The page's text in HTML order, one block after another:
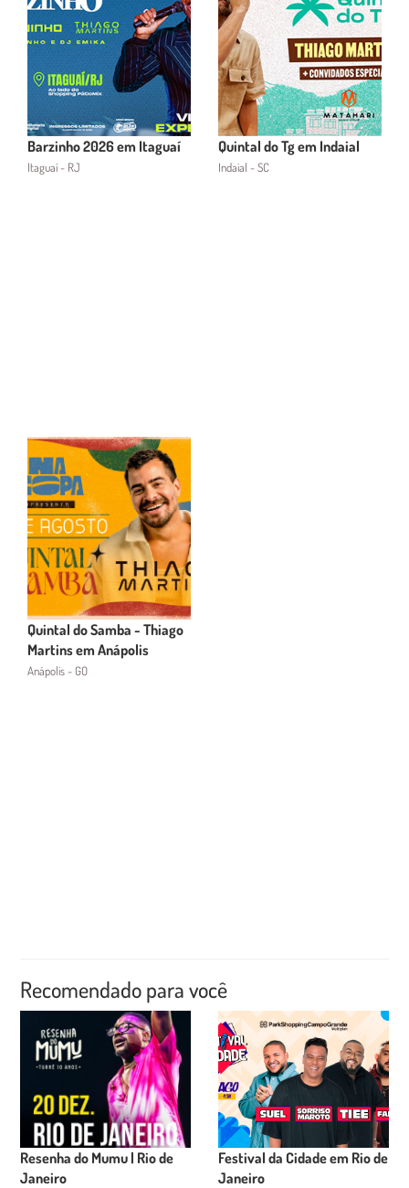
Barzinho 2026 em Itaguaí
Itaguaí - RJ
Quintal do Tg em Indaial
Indaial - SC
Quintal do Samba - Thiago
Martins em Anápolis
Anápolis - GO
Recomendado para você
Resenha do Mumu | Rio de
Janeiro
Festival da Cidade em Rio de
Janeiro